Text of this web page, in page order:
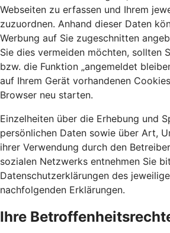
Webseiten zu erfassen und Ihrem
zuzuordnen. Anhand dieser Daten
Werbung auf Sie zugeschnitten
Sie dies vermeiden möchten, sollten
bzw. die Funktion „angemeldet
auf Ihrem Gerät vorhandenen
Browser neu starten.
Einzelheiten über die Erhebung und
persönlichen Daten sowie über Art,
ihrer Verwendung durch den
sozialen Netzwerks entnehmen Sie
Datenschutzerklärungen des
nachfolgenden Erklärungen.
Ihre